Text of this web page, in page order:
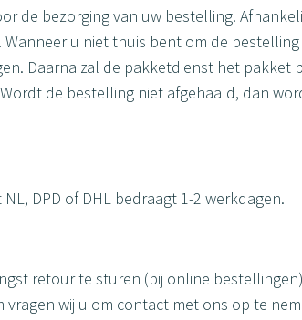
de bezorging van uw bestelling.
u niet thuis bent om de
Daarna zal de pakketdienst het pakket
de bestelling niet afgehaald, dan
DPD of DHL bedraagt 1-2 werkdagen.
retour te sturen (bij online
wij u om contact met ons op te